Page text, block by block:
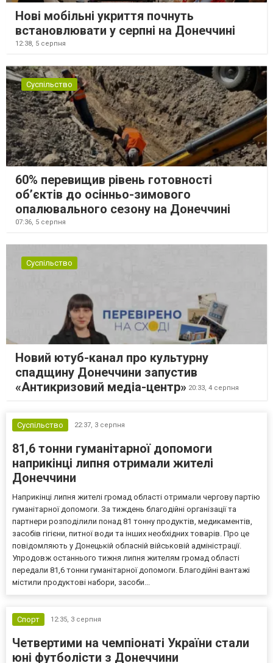
Нові мобільні укриття почнуть
встановлювати у серпні на Донеччині
12:38, 5 серпня
Суспільство
60% перевищив рівень готовності
об’єктів до осінньо-зимового
опалювального сезону на Донеччині
07:36, 5 серпня
Суспільство
Новий ютуб-канал про культурну
спадщину Донеччини запустив
«Антикризовий медіа-центр» 20:33, 4 серпня
Суспільство 22:37, 3 серпня
81,6 тонни гуманітарної допомоги
наприкінці липня отримали жителі
Донеччини
Наприкінці липня жителі громад області отримали чергову партію
гуманітарної допомоги. За тиждень благодійні організації та
партнери розподілили понад 81 тонну продуктів, медикаментів,
засобів гігієни, питної води та інших необхідних товарів. Про це
повідомляють у Донецькій обласній військовій адміністрації.
Упродовж останнього тижня липня жителям громад області
передали 81,6 тонни гуманітарної допомоги. Благодійні вантажі
містили продуктові набори, засоби...
Спорт 12:35, 3 серпня
Четвертими на чемпіонаті України стали
юні футболісти з Донеччини